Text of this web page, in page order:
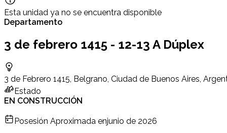
Esta unidad ya no se encuentra disponible
Departamento
3 de febrero 1415 - 12-13 A Dúplex
3 de Febrero 1415, Belgrano, Ciudad de Buenos Aires,
Estado
EN CONSTRUCCIÓN
Posesión Aproximada enjunio de 2026